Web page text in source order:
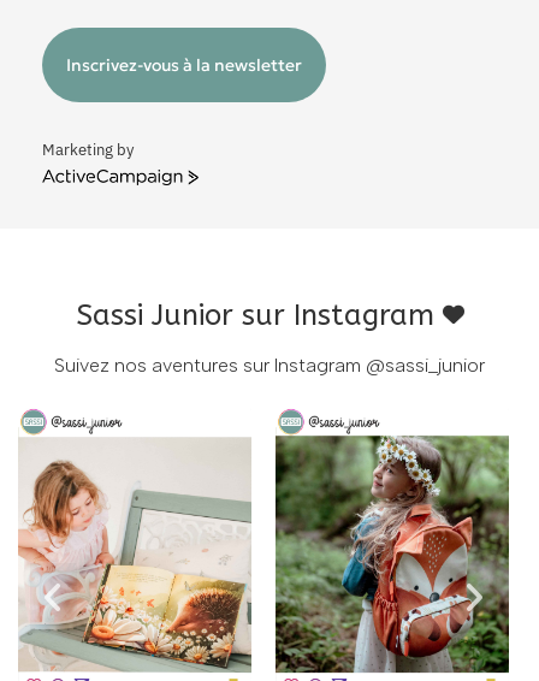
Inscrivez-vous à la newsletter
Marketing by
ActiveCampaign
Sassi Junior sur Instagram
Suivez nos aventures sur Instagram @sassi_junior